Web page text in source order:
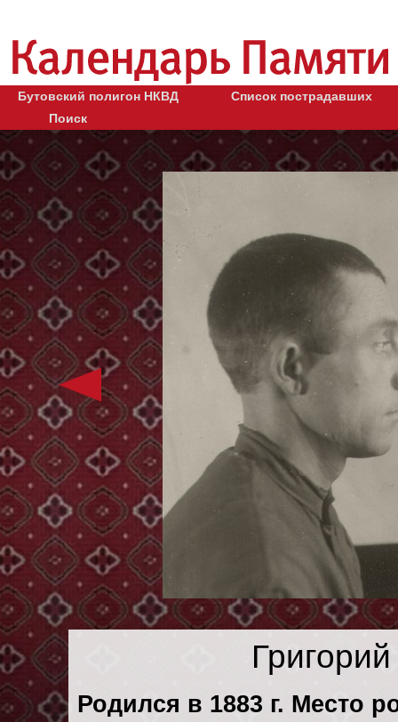
Бутовский полигон НКВД
Список пострадавших
Поиск
Родился в 1883 г. Место